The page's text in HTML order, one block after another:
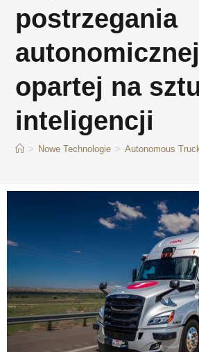
postrzegania
opartej na
inteligencji
> Nowe Technologie > Autonomous